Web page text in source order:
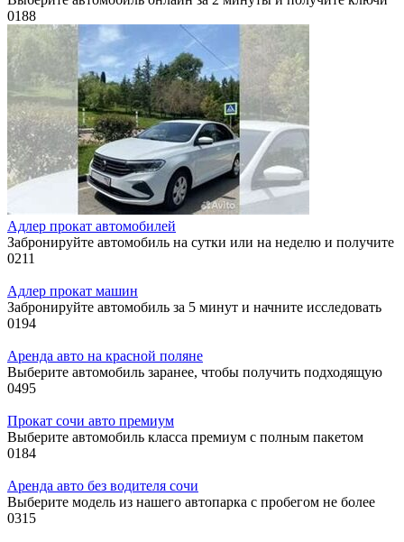
0188
Адлер прокат автомобилей
Забронируйте автомобиль на сутки или на неделю и получите
0211
Адлер прокат машин
Забронируйте автомобиль за 5 минут и начните исследовать
0194
Аренда авто на красной поляне
Выберите автомобиль заранее, чтобы получить подходящую
0495
Прокат сочи авто премиум
Выберите автомобиль класса премиум с полным пакетом
0184
Аренда авто без водителя сочи
Выберите модель из нашего автопарка с пробегом не более
0315